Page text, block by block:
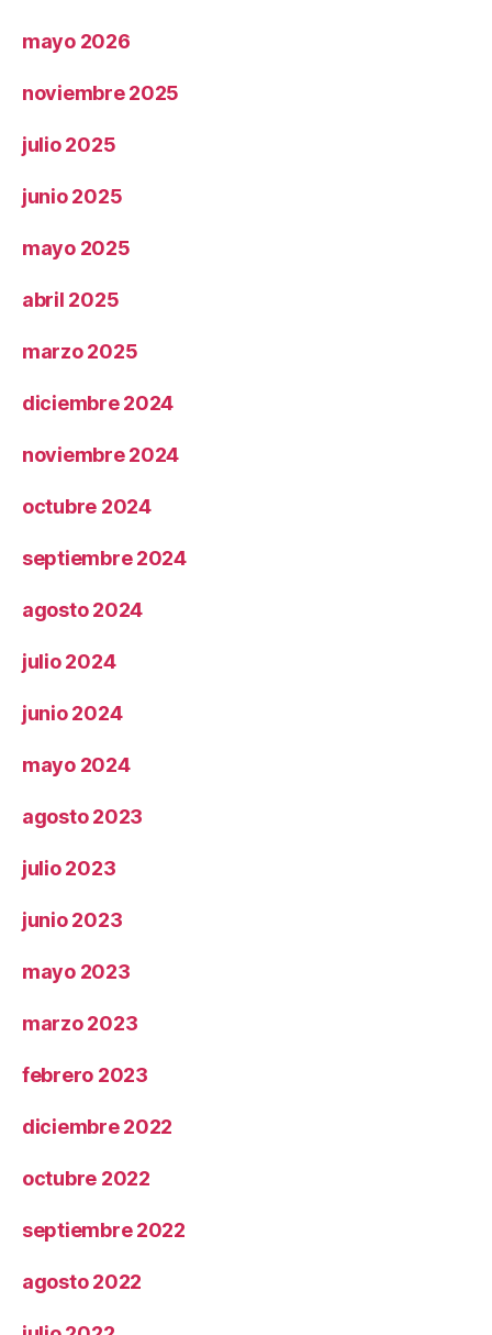
mayo 2026
noviembre 2025
julio 2025
junio 2025
mayo 2025
abril 2025
marzo 2025
diciembre 2024
noviembre 2024
octubre 2024
septiembre 2024
agosto 2024
julio 2024
junio 2024
mayo 2024
agosto 2023
julio 2023
junio 2023
mayo 2023
marzo 2023
febrero 2023
diciembre 2022
octubre 2022
septiembre 2022
agosto 2022